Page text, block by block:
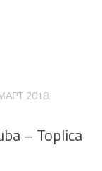
2018.
– Toplica